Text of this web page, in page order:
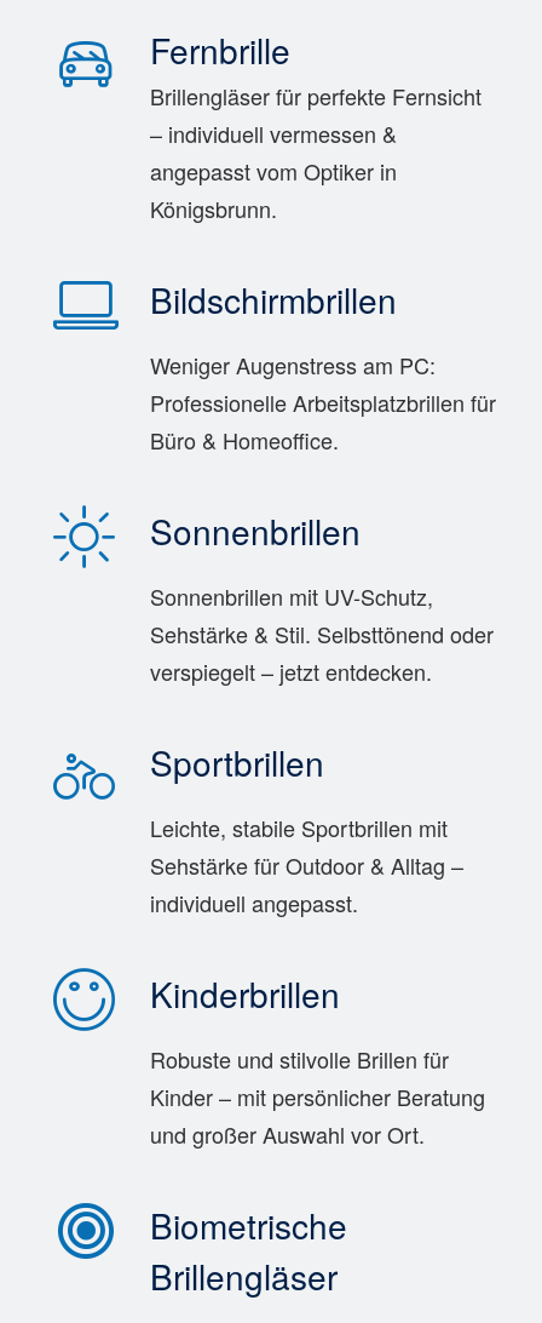
Fernbrille
Brillengläser für perfekte Fernsicht
– individuell vermessen &
angepasst vom Optiker in
Königsbrunn.
Bildschirmbrillen
Weniger Augenstress am PC:
Professionelle Arbeitsplatzbrillen für
Büro & Homeoffice.
Sonnenbrillen
Sonnenbrillen mit UV-Schutz,
Sehstärke & Stil. Selbsttönend oder
verspiegelt – jetzt entdecken.
Sportbrillen
Leichte, stabile Sportbrillen mit
Sehstärke für Outdoor & Alltag –
individuell angepasst.
Kinderbrillen
Robuste und stilvolle Brillen für
Kinder – mit persönlicher Beratung
und großer Auswahl vor Ort.
Biometrische
Brillengläser